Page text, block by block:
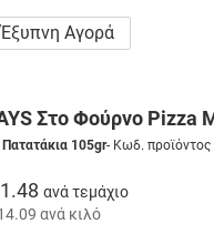
Έξυπνη Αγορά
Στο Φούρνο Pizza
Πατατάκια 105gr- Κωδ.
ανά τεμάχιο
ανά κιλό